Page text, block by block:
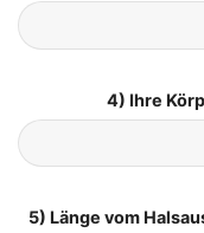
4) Ihre
5) Länge vom